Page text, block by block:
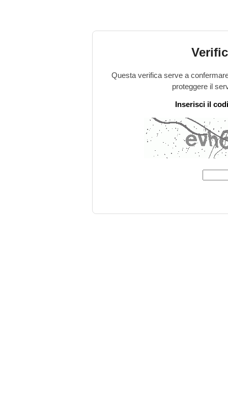
Questa verifica serve a
proteggere il
Inserisci il